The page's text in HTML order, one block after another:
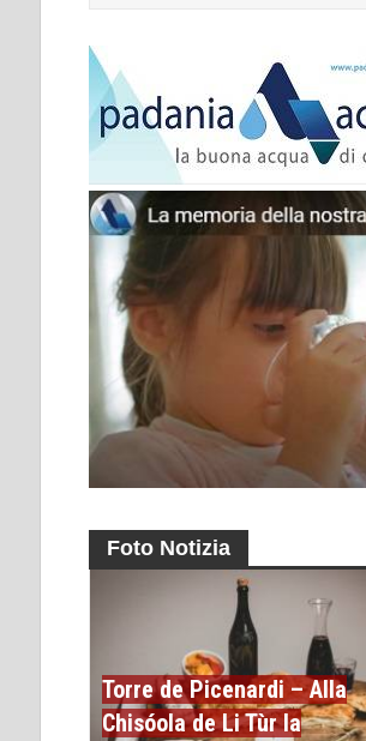
Foto Notizia
Torre de Picenardi – Alla
Chisóola de Li Tùr la